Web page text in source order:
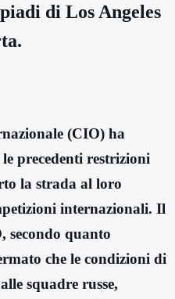
di Los Angeles
(CIO) ha
precedenti restrizioni
la strada al loro
internazionali. Il
secondo quanto
che le condizioni di
squadre russe,